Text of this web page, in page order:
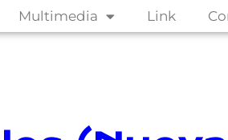
Multimedia Link